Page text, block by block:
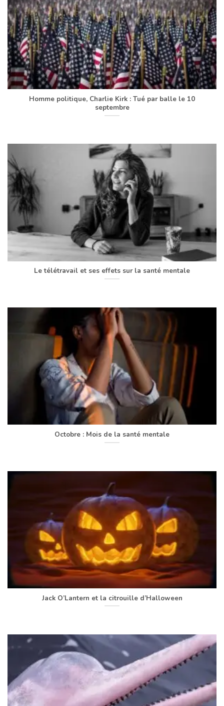
Homme politique, Charlie Kirk : Tué par balle le 10
septembre
Le télétravail et ses effets sur la santé mentale
Octobre : Mois de la santé mentale
Jack O’Lantern et la citrouille d’Halloween